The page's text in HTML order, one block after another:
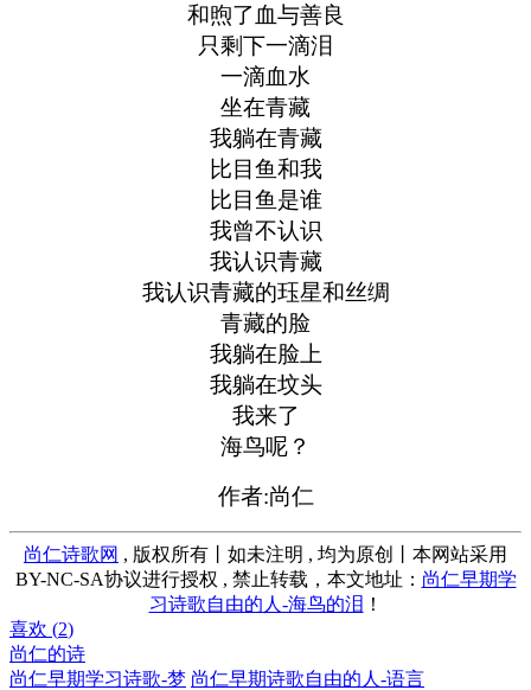
和煦了血与善良
只剩下一滴泪
一滴血水
坐在青藏
我躺在青藏
比目鱼和我
比目鱼是谁
我曾不认识
我认识青藏
我认识青藏的珏星和丝绸
青藏的脸
我躺在脸上
我躺在坟头
我来了
海鸟呢？
作者:尚仁
尚仁诗歌网 , 版权所有丨如未注明 , 均为原创丨本网站采用
BY-NC-SA协议进行授权 , 禁止转载，本文地址： 尚仁早期学
习诗歌自由的人-海鸟的泪 ！
喜欢 (2)
尚仁的诗
尚仁早期学习诗歌-梦 尚仁早期诗歌自由的人-语言